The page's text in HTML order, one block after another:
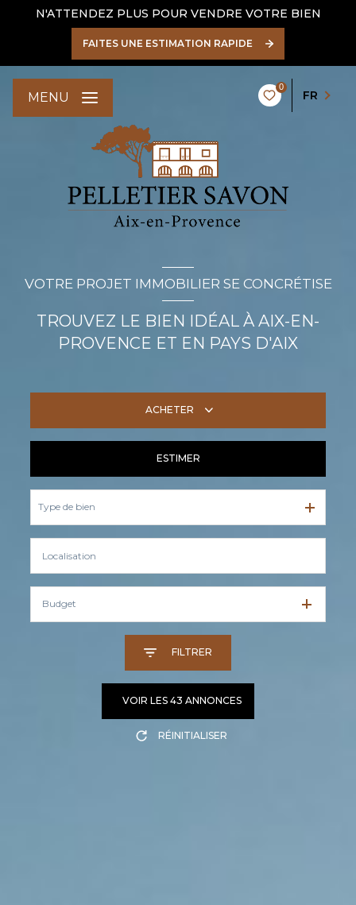
N'ATTENDEZ PLUS POUR VENDRE VOTRE BIEN
FAITES UNE ESTIMATION RAPIDE
0
FR
MENU
VOTRE PROJET IMMOBILIER SE CONCRÉTISE
TROUVEZ LE BIEN IDÉAL À AIX-EN-
PROVENCE ET EN PAYS D'AIX
ACHETER
ESTIMER
Type de bien
Budget
FILTRER
VOIR LES 43 ANNONCES
RÉINITIALISER